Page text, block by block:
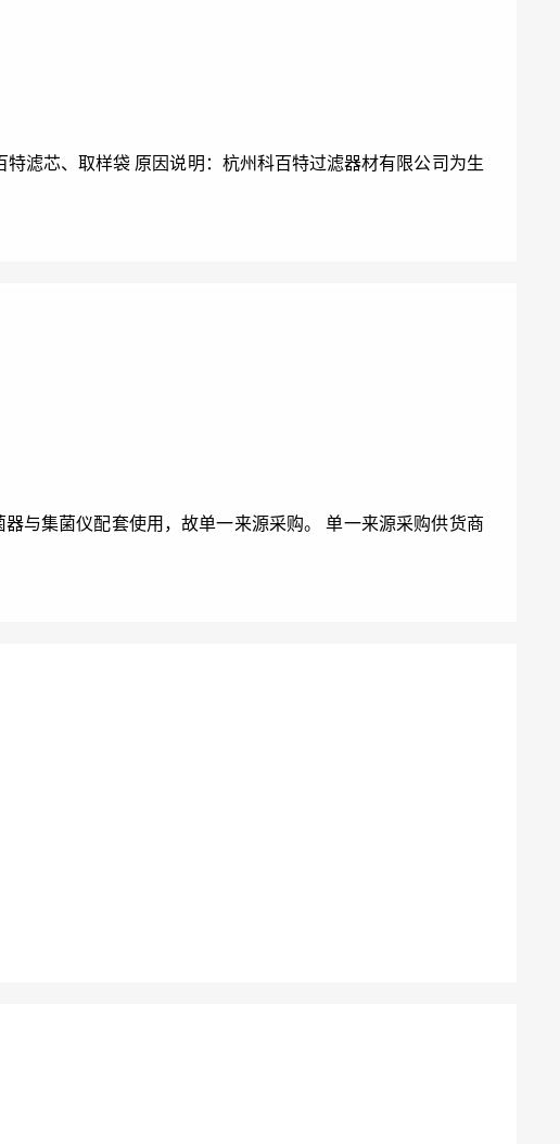
滤芯、取样袋 原因说明：杭州科百特过滤器材有限公司为生
与集菌仪配套使用，故单一来源采购。 单一来源采购供货商